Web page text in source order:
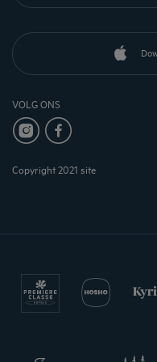
VOLG ONS
Copyright 2021 site